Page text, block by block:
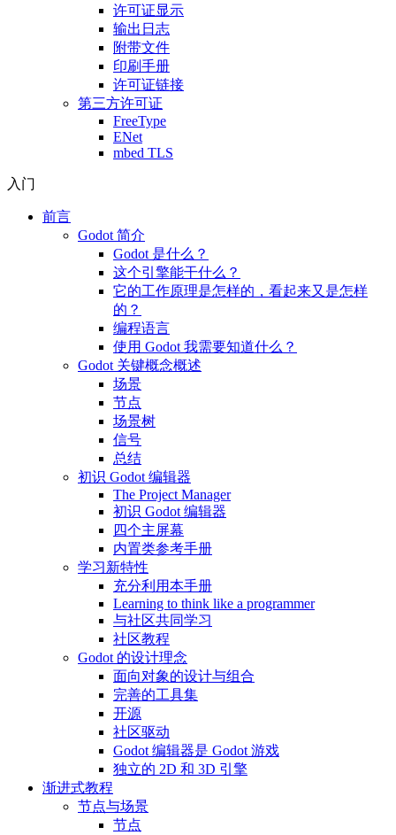
许可证显示
输出日志
附带文件
印刷手册
许可证链接
第三方许可证
FreeType
ENet
mbed TLS
入门
前言
Godot 简介
Godot 是什么？
这个引擎能干什么？
它的工作原理是怎样的，看起来又是怎样
的？
编程语言
使用 Godot 我需要知道什么？
Godot 关键概念概述
场景
节点
场景树
信号
总结
初识 Godot 编辑器
The Project Manager
初识 Godot 编辑器
四个主屏幕
内置类参考手册
学习新特性
充分利用本手册
Learning to think like a programmer
与社区共同学习
社区教程
Godot 的设计理念
面向对象的设计与组合
完善的工具集
开源
社区驱动
Godot 编辑器是 Godot 游戏
独立的 2D 和 3D 引擎
渐进式教程
节点与场景
节点